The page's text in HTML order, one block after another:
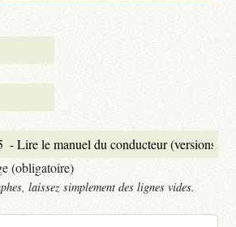
(obligatoire)
laissez simplement des lignes vides.